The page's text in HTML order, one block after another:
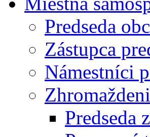
Predseda
Zástupca
Námestníci
Predseda